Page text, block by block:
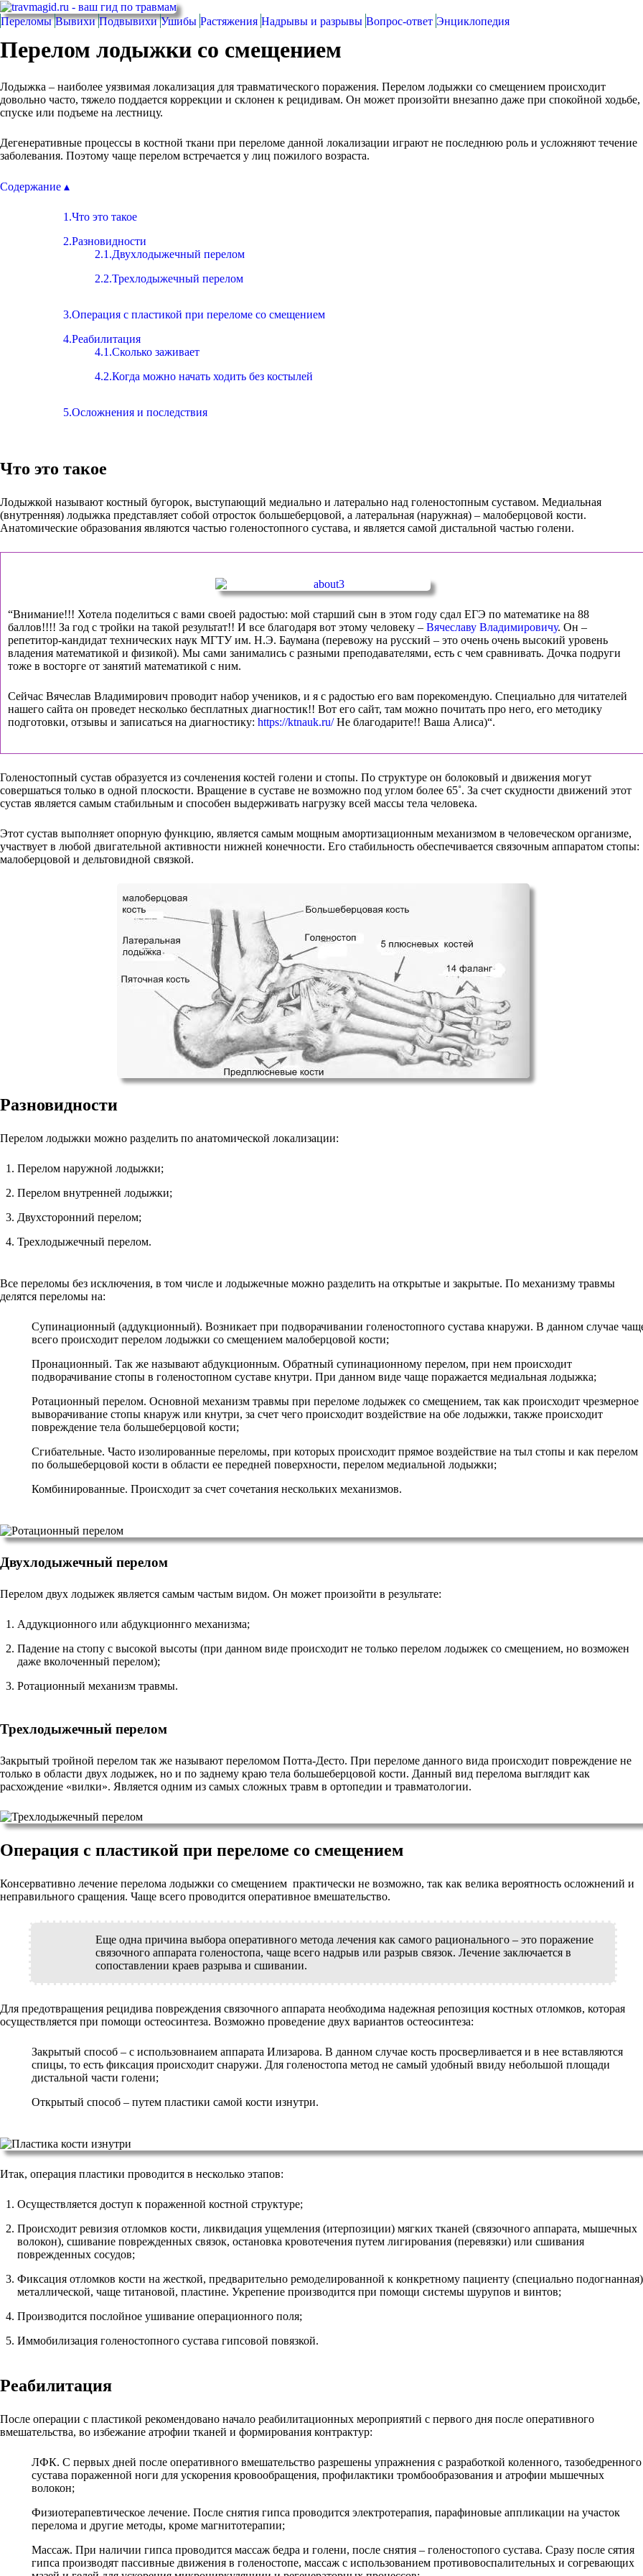
Переломы Вывихи Подвывихи Ушибы Растяжения Надрывы и разрывы Вопрос-ответ Энциклопедия
Перелом лодыжки со смещением
Лодыжка – наиболее уязвимая локализация для травматического поражения. Перелом лодыжки со смещением происходит
довольно часто, тяжело поддается коррекции и склонен к рецидивам. Он может произойти внезапно даже при спокойной ходьбе,
спуске или подъеме на лестницу.
Дегенеративные процессы в костной ткани при переломе данной локализации играют не последнюю роль и усложняют течение
заболевания. Поэтому чаще перелом встречается у лиц пожилого возраста.
Содержание ▴
1.Что это такое
2.Разновидности
2.1.Двухлодыжечный перелом
2.2.Трехлодыжечный перелом
3.Операция с пластикой при переломе со смещением
4.Реабилитация
4.1.Сколько заживает
4.2.Когда можно начать ходить без костылей
5.Осложнения и последствия
Что это такое
Лодыжкой называют костный бугорок, выступающий медиально и латерально над голеностопным суставом. Медиальная
(внутренняя) лодыжка представляет собой отросток большеберцовой, а латеральная (наружная) – малоберцовой кости.
Анатомические образования являются частью голеностопного сустава, и является самой дистальной частью голени.
“Внимание!!! Хотела поделиться с вами своей радостью: мой старший сын в этом году сдал ЕГЭ по математике на 88
баллов!!!! За год с тройки на такой результат!! И все благодаря вот этому человеку – Вячеславу Владимировичу. Он –
репетитор-кандидат технических наук МГТУ им. Н.Э. Баумана (перевожу на русский – это очень очень высокий уровень
владения математикой и физикой). Мы сами занимались с разными преподавателями, есть с чем сравнивать. Дочка подруги
тоже в восторге от занятий математикой с ним.
Сейчас Вячеслав Владимирович проводит набор учеников, и я с радостью его вам порекомендую. Специально для читателей
нашего сайта он проведет несколько бесплатных диагностик!! Вот его сайт, там можно почитать про него, его методику
подготовки, отзывы и записаться на диагностику: https://ktnauk.ru/Не благодарите!! Ваша Алиса)“.
Голеностопный сустав образуется из сочленения костей голени и стопы. По структуре он болоковый и движения могут
совершаться только в одной плоскости. Вращение в суставе не возможно под углом более 65˚. За счет скудности движений этот
сустав является самым стабильным и способен выдерживать нагрузку всей массы тела человека.
Этот сустав выполняет опорную функцию, является самым мощным амортизационным механизмом в человеческом организме,
участвует в любой двигательной активности нижней конечности. Его стабильность обеспечивается связочным аппаратом стопы:
малоберцовой и дельтовидной связкой.
Разновидности
Перелом лодыжки можно разделить по анатомической локализации:
Перелом наружной лодыжки;
Перелом внутренней лодыжки;
Двухсторонний перелом;
Трехлодыжечный перелом.
Все переломы без исключения, в том числе и лодыжечные можно разделить на открытые и закрытые. По механизму травмы
делятся переломы на:
Супинационный (аддукционный). Возникает при подворачивании голеностопного сустава кнаружи. В данном случае
всего происходит перелом лодыжки со смещением малоберцовой кости;
Пронационный. Так же называют абдукционным. Обратный супинационному перелом, при нем происходит
подворачивание стопы в голеностопном суставе кнутри. При данном виде чаще поражается медиальная лодыжка;
Ротационный перелом. Основной механизм травмы при переломе лодыжек со смещением, так как происходит чрезмерное
выворачивание стопы кнаруж или кнутри, за счет чего происходит воздействие на обе лодыжки, также происходит
повреждение тела большеберцовой кости;
Сгибательные. Часто изолированные переломы, при которых происходит прямое воздействие на тыл стопы и как перелом
по большеберцовой кости в области ее передней поверхности, перелом медиальной лодыжки;
Комбинированные. Происходит за счет сочетания нескольких механизмов.
Двухлодыжечный перелом
Перелом двух лодыжек является самым частым видом. Он может произойти в результате:
Аддукционного или абдукционнго механизма;
Падение на стопу с высокой высоты (при данном виде происходит не только перелом лодыжек со смещением, но возможен
даже вколоченный перелом);
Ротационный механизм травмы.
Трехлодыжечный перелом
Закрытый тройной перелом так же называют переломом Потта-Десто. При переломе данного вида происходит повреждение не
только в области двух лодыжек, но и по заднему краю тела большеберцовой кости. Данный вид перелома выглядит как
расхождение «вилки». Является одним из самых сложных травм в ортопедии и травматологии.
Операция с пластикой при переломе со смещением
Консервативно лечение перелома лодыжки со смещением практически не возможно, так как велика вероятность осложнений и
неправильного сращения. Чаще всего проводится оперативное вмешательство.
Еще одна причина выбора оперативного метода лечения как самого рационального – это поражение
связочного аппарата голеностопа, чаще всего надрыв или разрыв связок. Лечение заключается в
сопоставлении краев разрыва и сшивании.
Для предотвращения рецидива повреждения связочного аппарата необходима надежная репозиция костных отломков, которая
осуществляется при помощи остеосинтеза. Возможно проведение двух вариантов остеосинтеза:
Закрытый способ – с использовнаием аппарата Илизарова. В данном случае кость просверливается и в нее вставляются
спицы, то есть фиксация происходит снаружи. Для голеностопа метод не самый удобный ввиду небольшой площади
дистальной части голени;
Открытый способ – путем пластики самой кости изнутри.
Итак, операция пластики проводится в несколько этапов:
Осуществляется доступ к пораженной костной структуре;
Происходит ревизия отломков кости, ликвидация ущемления (итерпозиции) мягких тканей (связочного аппарата, мышечных
волокон), сшивание поврежденных связок, остановка кровотечения путем лигирования (перевязки) или сшивания
поврежденных сосудов;
Фиксация отломков кости на жесткой, предварительно ремоделированной к конкретному пациенту (специально подогнанная)
металлической, чаще титановой, пластине. Укрепение производится при помощи системы шурупов и винтов;
Производится послойное ушивание операционного поля;
Иммобилизация голеностопного сустава гипсовой повязкой.
Реабилитация
После операции с пластикой рекомендовано начало реабилитационных мероприятий с первого дня после оперативного
вмешательства, во избежание атрофии тканей и формирования контрактур:
ЛФК. С первых дней после оперативного вмешательство разрешены упражнения с разработкой коленного, тазобедренного
сустава пораженной ноги для ускорения кровообращения, профилактики тромбообразования и атрофии мышечных
волокон;
Физиотерапевтическое лечение. После снятия гипса проводится электротерапия, парафиновые аппликации на участок
перелома и другие методы, кроме магнитотерапии;
Массаж. При наличии гипса проводится массаж бедра и голени, после снятия – голеностопого сустава. Сразу после сятия
гипса производят пассивные движения в голеностопе, массаж с использованием противовоспалительных и согревающих